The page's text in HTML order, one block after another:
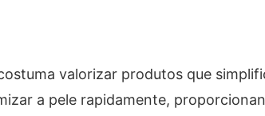
valorizar produtos que
a pele rapidamente,